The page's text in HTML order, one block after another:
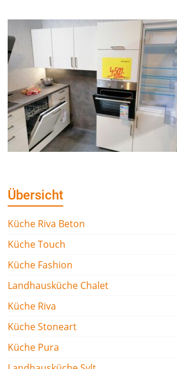
Übersicht
Küche Riva Beton
Küche Touch
Küche Fashion
Landhausküche Chalet
Küche Riva
Küche Stoneart
Küche Pura